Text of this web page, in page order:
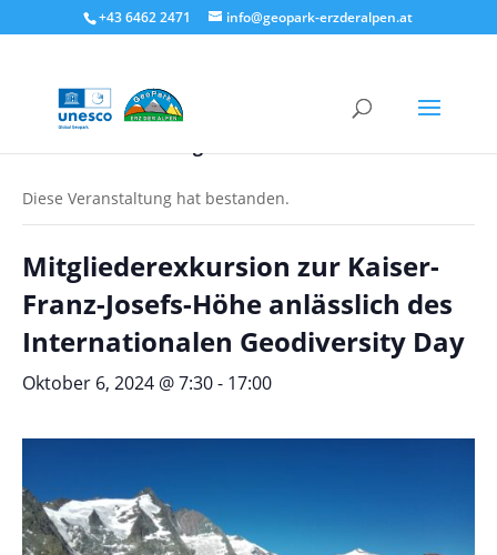
+43 6462 2471 info@geopark-erzderalpen.at
Diese Veranstaltung hat bestanden.
Mitgliederexkursion zur Kaiser-
Franz-Josefs-Höhe anlässlich des
Internationalen Geodiversity Day
Oktober 6, 2024 @ 7:30- 17:00